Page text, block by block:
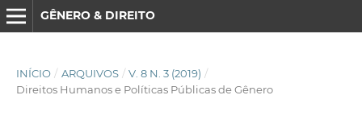
GÊNERO & DIREITO
INÍCIO / ARQUIVOS / V. 8 N. 3 (2019) /
Direitos Humanos e Políticas Públicas de Gênero